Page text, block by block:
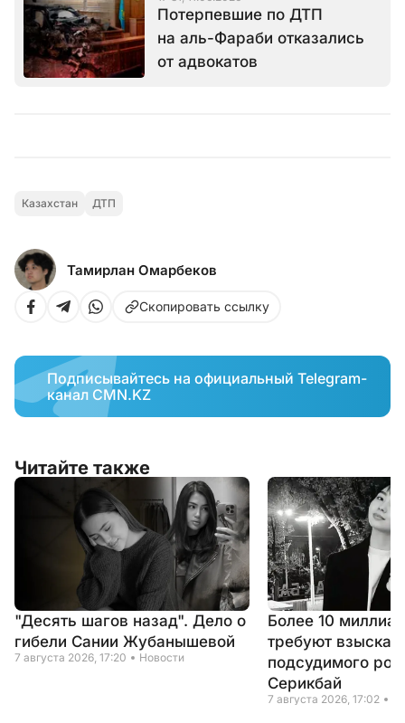
Потерпевшие по ДТП
на аль-Фараби отказались
от адвокатов
Казахстан ДТП
Тамирлан Омарбеков
Скопировать ссылку
Подписывайтесь на официальный Telegram-
канал CMN.KZ
Читайте также
"Десять шагов назад". Дело о
гибели Сании Жубанышевой
7 августа 2026, 17:20 Новости
Более 10
требуют
подсудимого
Серикбай
7 августа 2026, 17:02